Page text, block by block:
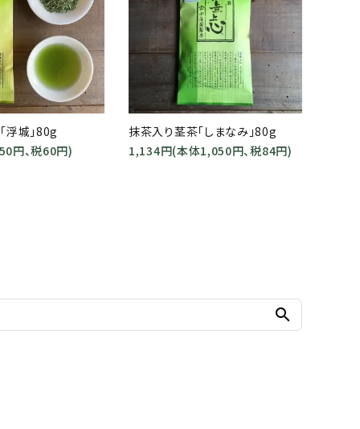
浮城」80g
円、税60円)
抹茶入り茎茶「しまなみ」80g
1,134円(本体1,050円、税84円)
search